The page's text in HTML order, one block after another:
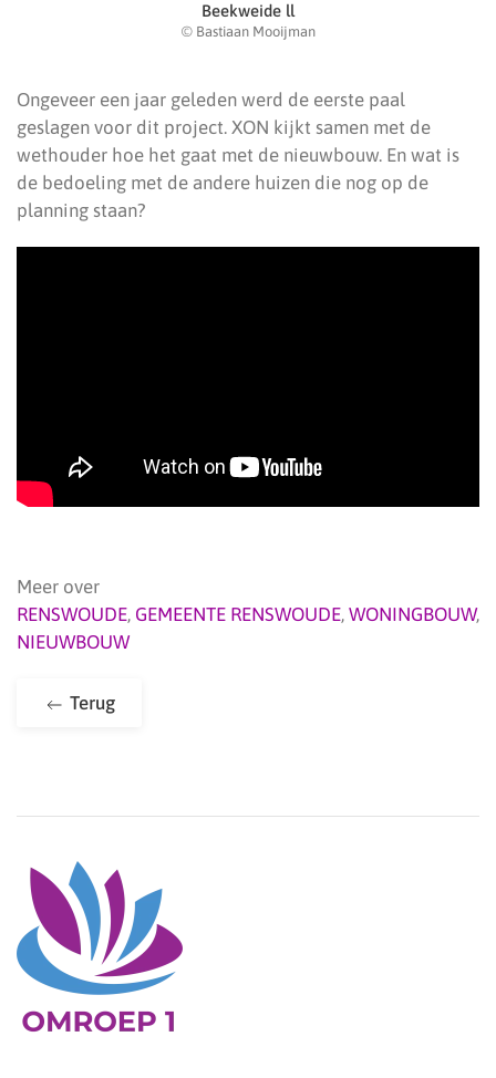
Beekweide ll
© Bastiaan Mooijman
Ongeveer een jaar geleden werd de eerste paal
geslagen voor dit project. XON kijkt samen met de
wethouder hoe het gaat met de nieuwbouw. En wat is
de bedoeling met de andere huizen die nog op de
planning staan?
Meer over
RENSWOUDE, GEMEENTE RENSWOUDE, WONINGBOUW,
NIEUWBOUW
Terug